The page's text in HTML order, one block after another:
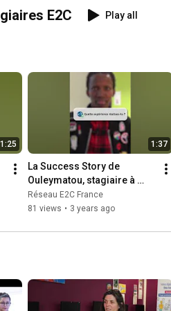
E2C
Play all
1:25 1:37
La Success Story de
Ouleymatou, stagiaire à
l'E2C Grenoble
Réseau E2C France
81 views • 3 years ago